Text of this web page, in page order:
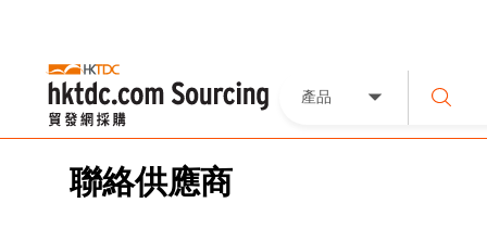
產品
聯絡供應商